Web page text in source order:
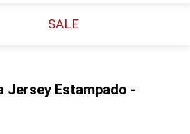
SALE
Jersey Estampado -